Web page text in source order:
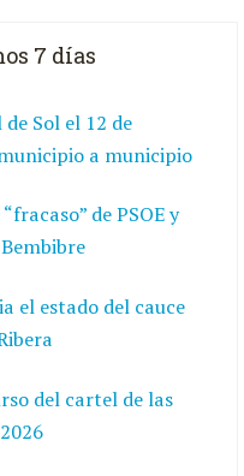
7 días
Sol el 12 de
a municipio
de PSOE y
el estado del cauce
del cartel de las